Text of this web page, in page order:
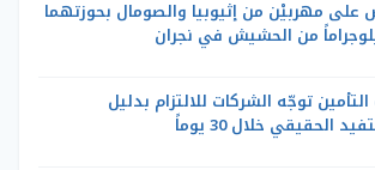
على مهربيْن من إثيوبيا والصومال بحوزتهما
توجّه الشركات للالتزام بدليل
الحقيقي خلال 30 يوماً